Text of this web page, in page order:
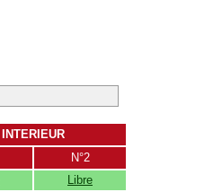
INTERIEUR
N°2
Libre